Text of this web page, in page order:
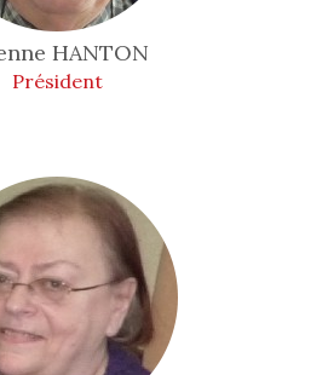
HANTON
Président